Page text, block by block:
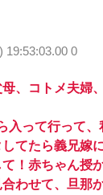
19:53:03.00 0
、コトメ夫婦
入って行って
してたら義兄嫁
！赤ちゃん授
わせて、旦那